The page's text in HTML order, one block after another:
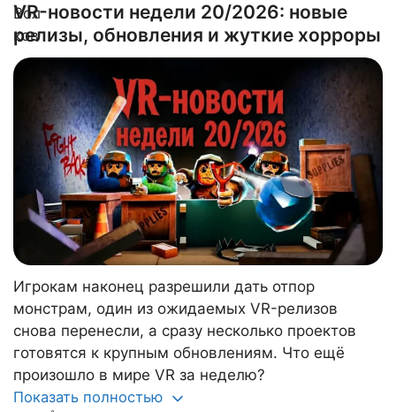
VR-новости недели 20/2026: новые
релизы, обновления и жуткие хорроры
Игрокам наконец разрешили дать отпор
монстрам, один из ожидаемых VR-релизов
снова перенесли, а сразу несколько проектов
готовятся к крупным обновлениям. Что ещё
произошло в мире VR за неделю?
Показать полностью